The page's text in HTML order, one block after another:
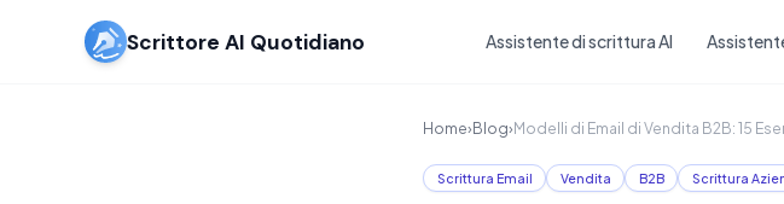
Scrittore AI Quotidiano Assistente di scrittura AI
Home›Blog›Modelli di Email di Vendita B2B: 15
Scrittura Email Vendita B2B Scrittura